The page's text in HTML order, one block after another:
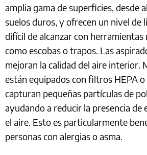
amplia gama de superficies, desde
suelos duros, y ofrecen un nivel de
difícil de alcanzar con herramientas
como escobas o trapos. Las
mejoran la calidad del aire interior.
están equipados con filtros HEPA
capturan pequeñas partículas de
ayudando a reducir la presencia de
el aire. Esto es particularmente
personas con alergias o asma.